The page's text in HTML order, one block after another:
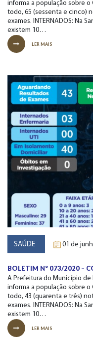
informa a população sobre o
todo, 65 (sessenta e cinco)
exames. INTERNADOS: Na
existem 10…
LER MAIS
SAÚDE 01 de
BOLETIM Nº 073/2020 –
A Prefeitura do Município de
informa a população sobre o
todo, 43 (quarenta e três)
exames. INTERNADOS: Na
existem 10…
LER MAIS